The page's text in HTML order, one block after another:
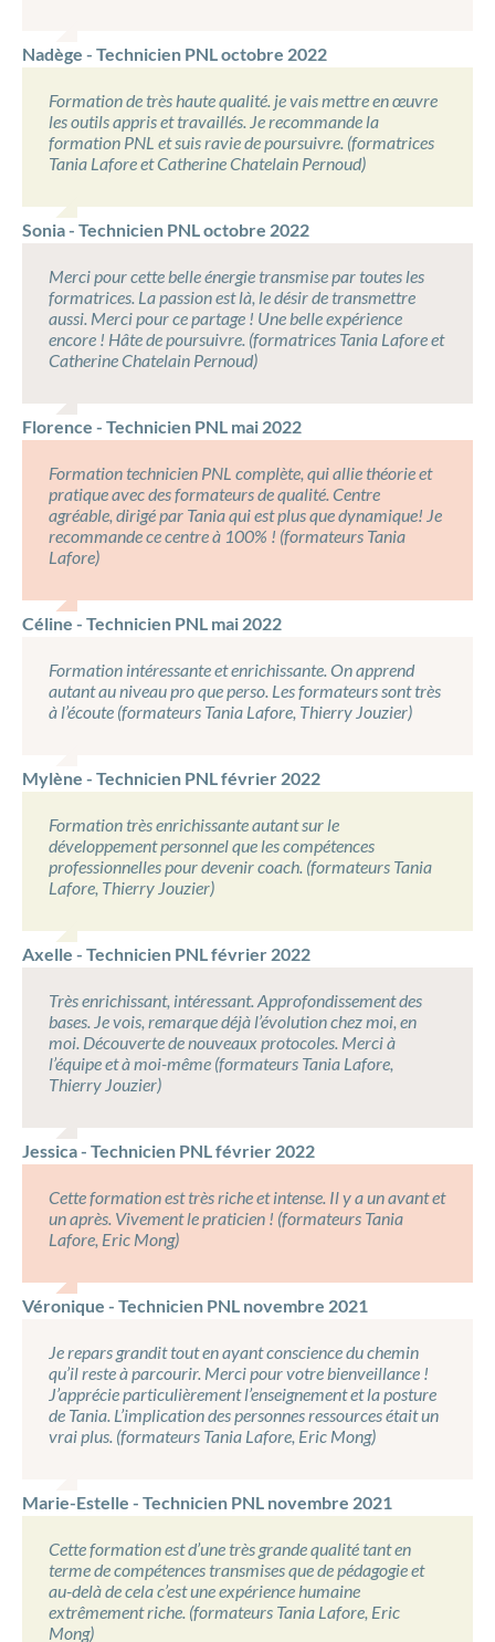
Nadège - Technicien PNL octobre 2022
Formation de très haute qualité. je vais mettre en œuvre
les outils appris et travaillés. Je recommande la
formation PNL et suis ravie de poursuivre. (formatrices
Tania Lafore et Catherine Chatelain Pernoud)
Sonia - Technicien PNL octobre 2022
Merci pour cette belle énergie transmise par toutes les
formatrices. La passion est là, le désir de transmettre
aussi. Merci pour ce partage ! Une belle expérience
encore ! Hâte de poursuivre. (formatrices Tania Lafore et
Catherine Chatelain Pernoud)
Florence - Technicien PNL mai 2022
Formation technicien PNL complète, qui allie théorie et
pratique avec des formateurs de qualité. Centre
agréable, dirigé par Tania qui est plus que dynamique! Je
recommande ce centre à 100% ! (formateurs Tania
Lafore)
Céline - Technicien PNL mai 2022
Formation intéressante et enrichissante. On apprend
autant au niveau pro que perso. Les formateurs sont très
à l’écoute (formateurs Tania Lafore, Thierry Jouzier)
Mylène - Technicien PNL février 2022
Formation très enrichissante autant sur le
développement personnel que les compétences
professionnelles pour devenir coach. (formateurs Tania
Lafore, Thierry Jouzier)
Axelle - Technicien PNL février 2022
Très enrichissant, intéressant. Approfondissement des
bases. Je vois, remarque déjà l’évolution chez moi, en
moi. Découverte de nouveaux protocoles. Merci à
l’équipe et à moi-même (formateurs Tania Lafore,
Thierry Jouzier)
Jessica - Technicien PNL février 2022
Cette formation est très riche et intense. Il y a un avant et
un après. Vivement le praticien ! (formateurs Tania
Lafore, Eric Mong)
Véronique - Technicien PNL novembre 2021
Je repars grandit tout en ayant conscience du chemin
qu’il reste à parcourir. Merci pour votre bienveillance !
J’apprécie particulièrement l’enseignement et la posture
de Tania. L’implication des personnes ressources était un
vrai plus. (formateurs Tania Lafore, Eric Mong)
Marie-Estelle - Technicien PNL novembre 2021
Cette formation est d’une très grande qualité tant en
terme de compétences transmises que de pédagogie et
au-delà de cela c’est une expérience humaine
extrêmement riche. (formateurs Tania Lafore, Eric
Mong)